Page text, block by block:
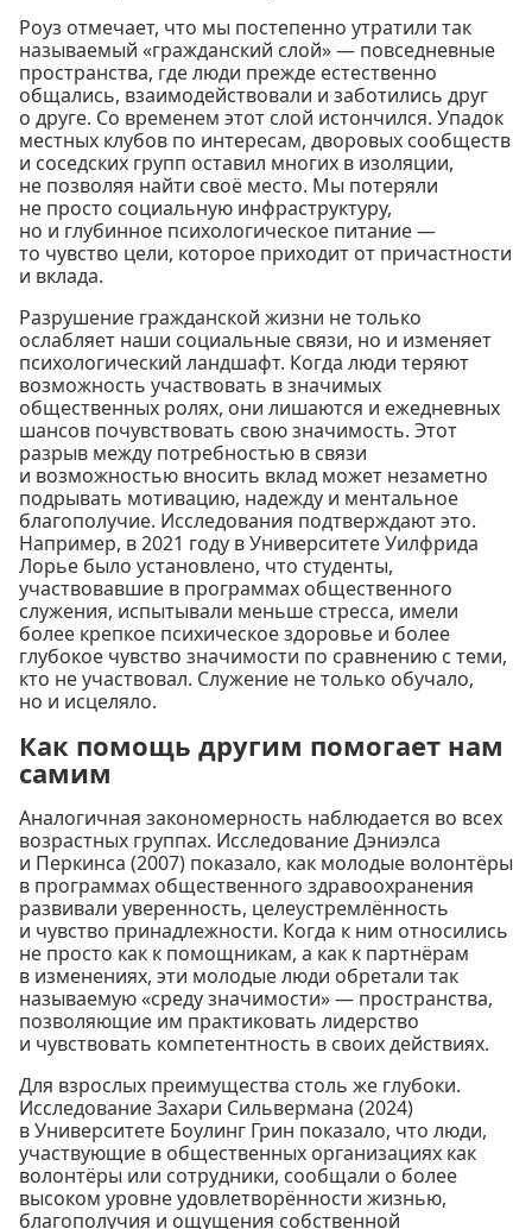
Роуз отмечает, что мы постепенно утратили так
называемый «гражданский слой» — повседневные
пространства, где люди прежде естественно
общались, взаимодействовали и заботились друг
о друге. Со временем этот слой истончился. Упадок
местных клубов по интересам, дворовых сообществ
и соседских групп оставил многих в изоляции,
не позволяя найти своё место. Мы потеряли
не просто социальную инфраструктуру,
но и глубинное психологическое питание —
то чувство цели, которое приходит от причастности
и вклада.
Разрушение гражданской жизни не только
ослабляет наши социальные связи, но и изменяет
психологический ландшафт. Когда люди теряют
возможность участвовать в значимых
общественных ролях, они лишаются и ежедневных
шансов почувствовать свою значимость. Этот
разрыв между потребностью в связи
и возможностью вносить вклад может незаметно
подрывать мотивацию, надежду и ментальное
благополучие. Исследования подтверждают это.
Например, в 2021 году в Университете Уилфрида
Лорье было установлено, что студенты,
участвовавшие в программах общественного
служения, испытывали меньше стресса, имели
более крепкое психическое здоровье и более
глубокое чувство значимости по сравнению с теми,
кто не участвовал. Служение не только обучало,
но и исцеляло.
Как помощь другим помогает нам
самим
Аналогичная закономерность наблюдается во всех
возрастных группах. Исследование Дэниэлса
и Перкинса (2007) показало, как молодые волонтёры
в программах общественного здравоохранения
развивали уверенность, целеустремлённость
и чувство принадлежности. Когда к ним относились
не просто как к помощникам, а как к партнёрам
в изменениях, эти молодые люди обретали так
называемую «среду значимости» — пространства,
позволяющие им практиковать лидерство
и чувствовать компетентность в своих действиях.
Для взрослых преимущества столь же глубоки.
Исследование Захари Сильвермана (2024)
в Университете Боулинг Грин показало, что люди,
участвующие в общественных организациях как
волонтёры или сотрудники, сообщали о более
высоком уровне удовлетворённости жизнью,
благополучия и ощущения собственной